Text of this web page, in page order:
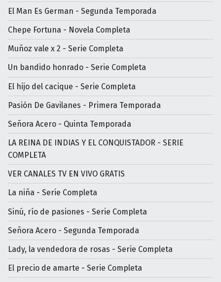
El Man Es German - Segunda Temporada
Chepe Fortuna - Novela Completa
Muñoz vale x 2 - Serie Completa
Un bandido honrado - Serie Completa
El hijo del cacique - Serie Completa
Pasión De Gavilanes - Primera Temporada
Señora Acero - Quinta Temporada
LA REINA DE INDIAS Y EL CONQUISTADOR - SERIE
COMPLETA
VER CANALES TV EN VIVO GRATIS
La niña - Serie Completa
Sinú, río de pasiones - Serie Completa
Señora Acero - Segunda Temporada
Lady, la vendedora de rosas - Serie Completa
El precio de amarte - Serie Completa